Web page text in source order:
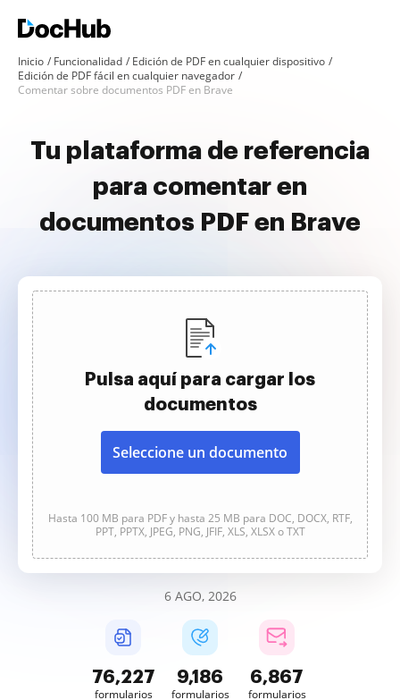
Inicio Funcionalidad
Edición de PDF en cualquier dispositivo
Edición de PDF fácil en cualquier navegador
Comentar sobre documentos PDF en Brave
Tu plataforma de referencia
para comentar en
documentos PDF en Brave
Pulsa aquí para cargar los
documentos
Seleccione un documento
Hasta 100 MB para PDF y hasta 25 MB para DOC, DOCX, RTF,
PPT, PPTX, JPEG, PNG, JFIF, XLS, XLSX o TXT
6 AGO, 2026
76,228
formularios
9,186
formularios
6,867
formularios